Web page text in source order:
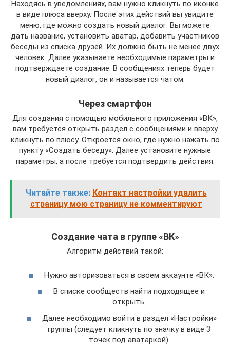
Находясь в уведомлениях, вам нужно кликнуть по иконке
в виде плюса вверху. После этих действий вы увидите
меню, где можно создать новый диалог. Вы можете
дать название, установить аватар, добавить участников
беседы из списка друзей. Их должно быть не менее двух
человек. Далее указываете необходимые параметры и
подтверждаете создание. В сообщениях теперь будет
новый диалог, он и называется чатом.
Через смартфон
Для создания с помощью мобильного приложения «ВК»,
вам требуется открыть раздел с сообщениями и вверху
кликнуть по плюсу. Откроется окно, где нужно нажать по
пункту «Создать беседу». Далее установите нужные
параметры, а после требуется подтвердить действия.
Читайте также: Контакт настройки удалить
страницу мою страницу не комментируют
Создание чата в группе «ВК»
Алгоритм действий такой:
Нужно авторизоваться в своем аккаунте «ВК».
В списке сообществ найти подходящее и
открыть.
Далее необходимо войти в раздел «Настройки»
группы (следует кликнуть по значку в виде 3
точек под аватаркой).